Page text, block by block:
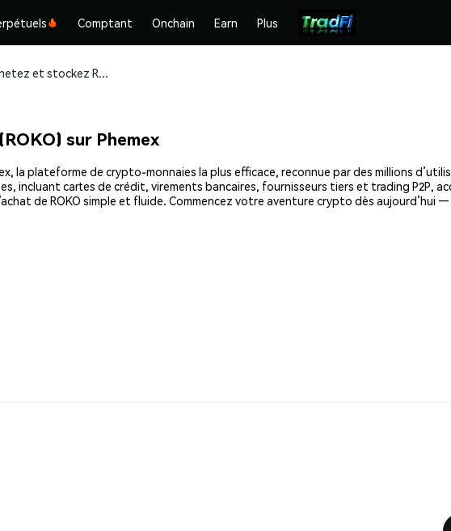
Comptant Onchain Earn Plus
Achetez et stockez Roko Network (ROKO) en toute sécurité
sur Phemex
la plateforme de crypto-monnaies la plus efficace, reconnue par des millions
incluant cartes de crédit, virements bancaires, fournisseurs tiers et trading P2P,
de ROKO simple et fluide. Commencez votre aventure crypto dès